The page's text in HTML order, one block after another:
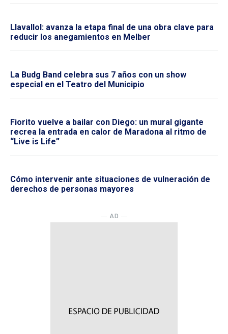
Llavallol: avanza la etapa final de una obra clave para
reducir los anegamientos en Melber
La Budg Band celebra sus 7 años con un show
especial en el Teatro del Municipio
Fiorito vuelve a bailar con Diego: un mural gigante
recrea la entrada en calor de Maradona al ritmo de
“Live is Life”
Cómo intervenir ante situaciones de vulneración de
derechos de personas mayores
― AD ―